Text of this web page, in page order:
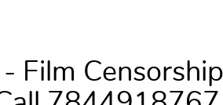
- Film